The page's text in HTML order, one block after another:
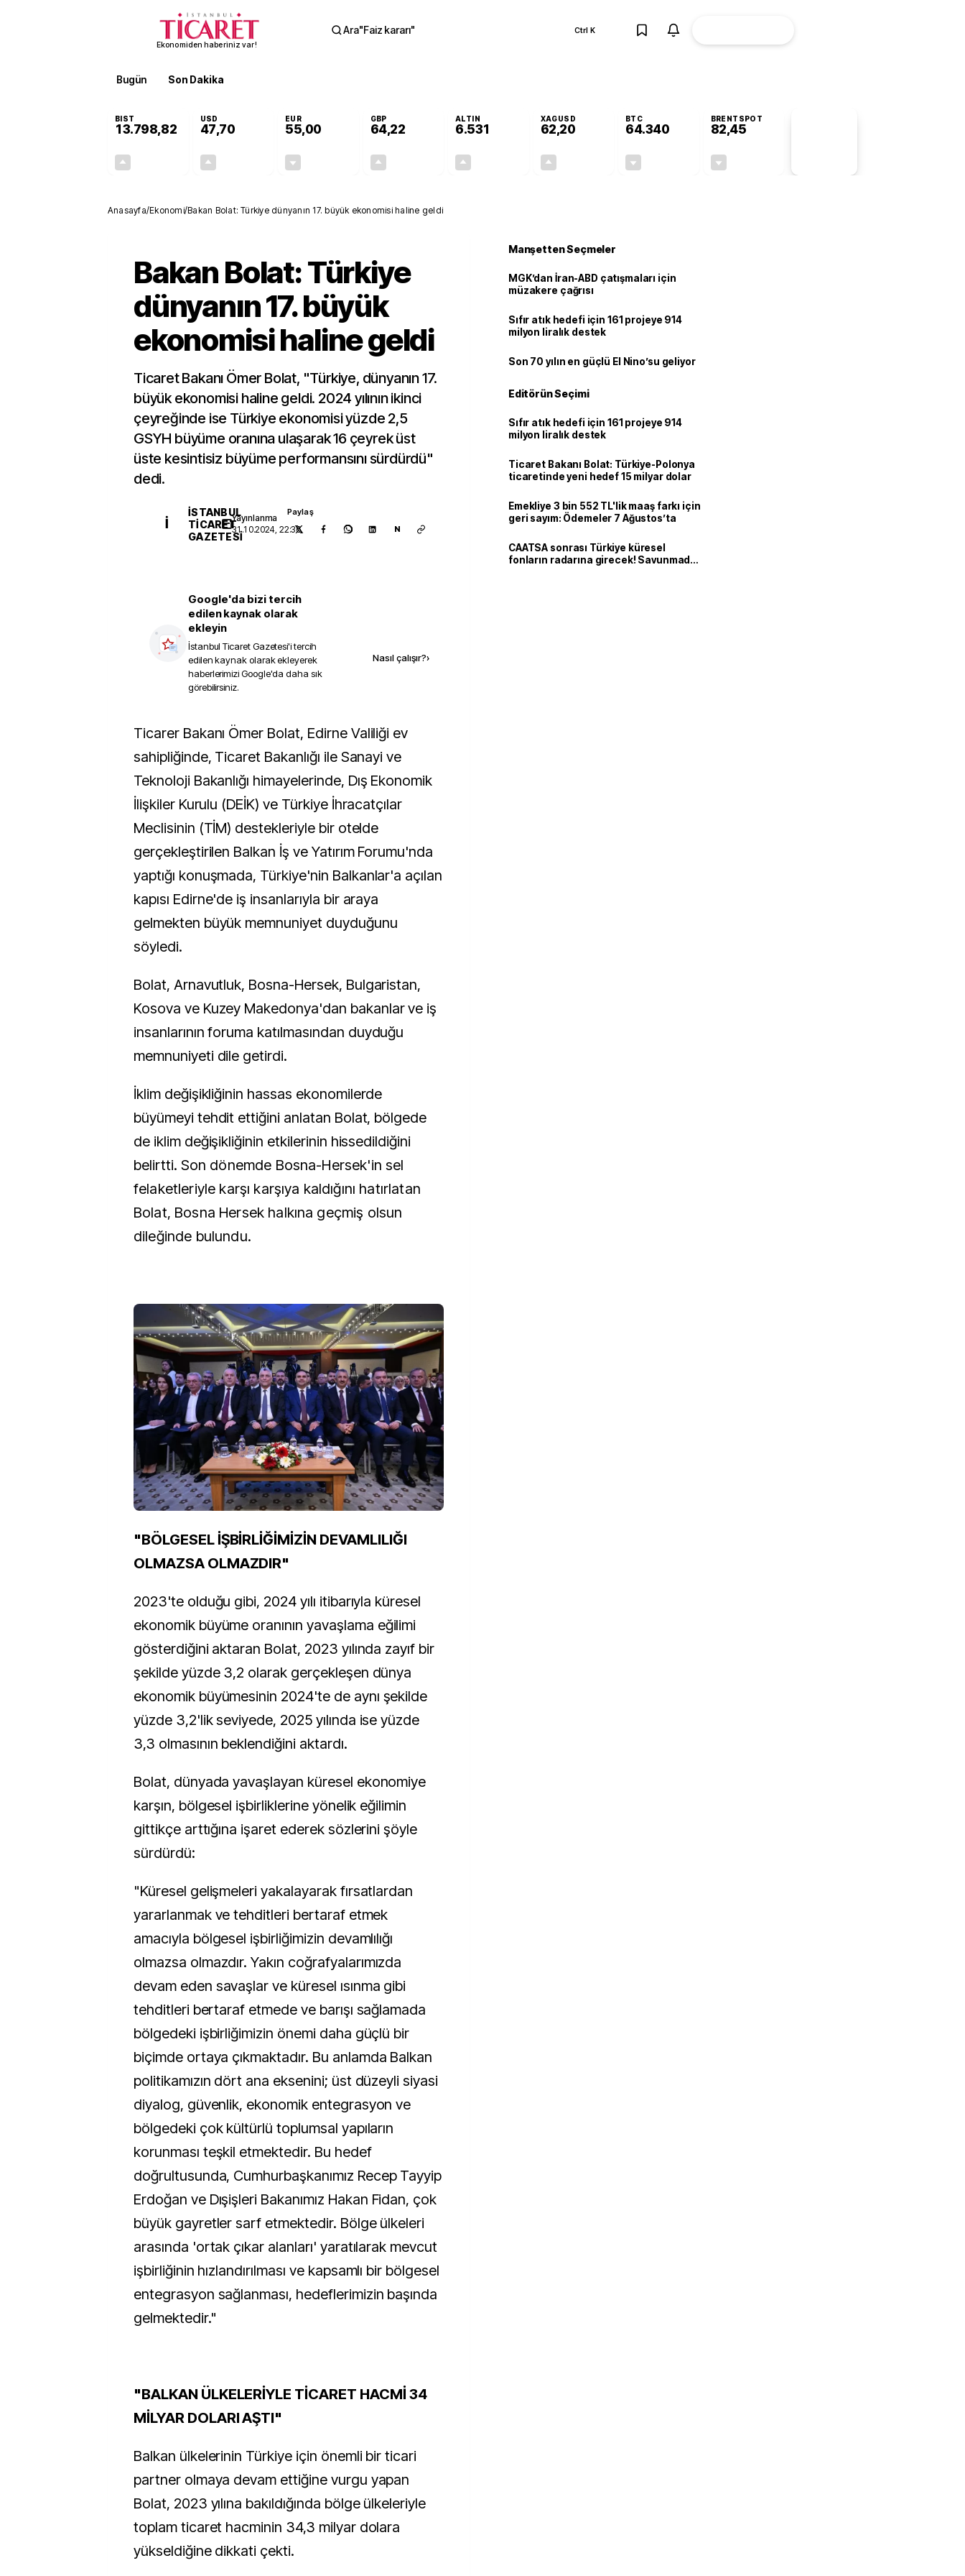
Ekonomiden haberiniz var!
Ara"Faiz kararı" Ctrl K
Bugün Son Dakika
BIST
13.798,82
USD
47,70
EUR
55,00
GBP
64,22
ALTIN
6.531
XAGUSD
62,20
BTC
64.340
BRENTSPOT
82,45
Anasayfa/Ekonomi/Bakan Bolat: Türkiye dünyanın 17. büyük ekonomisi haline geldi
Bakan Bolat: Türkiye
dünyanın 17. büyük
ekonomisi haline geldi
Ticaret Bakanı Ömer Bolat, "Türkiye, dünyanın 17.
büyük ekonomisi haline geldi. 2024 yılının ikinci
çeyreğinde ise Türkiye ekonomisi yüzde 2,5
GSYH büyüme oranına ulaşarak 16 çeyrek üst
üste kesintisiz büyüme performansını sürdürdü"
dedi.
İ
İSTANBUL
TICARET
GAZETESI
Yayınlanma
31.10.2024, 22:36
Paylaş
N
Google'da bizi tercih
edilen kaynak olarak
ekleyin
İstanbul Ticaret Gazetesi'i tercih
edilen kaynak olarak ekleyerek
haberlerimizi Google'da daha sık
görebilirsiniz.
Nasıl çalışır?›
Ticarer Bakanı Ömer Bolat, Edirne Valiliği ev
sahipliğinde, Ticaret Bakanlığı ile Sanayi ve
Teknoloji Bakanlığı himayelerinde, Dış Ekonomik
İlişkiler Kurulu (DEİK) ve Türkiye İhracatçılar
Meclisinin (TİM) destekleriyle bir otelde
gerçekleştirilen Balkan İş ve Yatırım Forumu'nda
yaptığı konuşmada, Türkiye'nin Balkanlar'a açılan
kapısı Edirne'de iş insanlarıyla bir araya
gelmekten büyük memnuniyet duyduğunu
söyledi.
Bolat, Arnavutluk, Bosna-Hersek, Bulgaristan,
Kosova ve Kuzey Makedonya'dan bakanlar ve iş
insanlarının foruma katılmasından duyduğu
memnuniyeti dile getirdi.
İklim değişikliğinin hassas ekonomilerde
büyümeyi tehdit ettiğini anlatan Bolat, bölgede
de iklim değişikliğinin etkilerinin hissedildiğini
belirtti. Son dönemde Bosna-Hersek'in sel
felaketleriyle karşı karşıya kaldığını hatırlatan
Bolat, Bosna Hersek halkına geçmiş olsun
dileğinde bulundu.
"BÖLGESEL İŞBİRLİĞİMİZİN DEVAMLILIĞI
OLMAZSA OLMAZDIR"
2023'te olduğu gibi, 2024 yılı itibarıyla küresel
ekonomik büyüme oranının yavaşlama eğilimi
gösterdiğini aktaran Bolat, 2023 yılında zayıf bir
şekilde yüzde 3,2 olarak gerçekleşen dünya
ekonomik büyümesinin 2024'te de aynı şekilde
yüzde 3,2'lik seviyede, 2025 yılında ise yüzde
3,3 olmasının beklendiğini aktardı.
Bolat, dünyada yavaşlayan küresel ekonomiye
karşın, bölgesel işbirliklerine yönelik eğilimin
gittikçe arttığına işaret ederek sözlerini şöyle
sürdürdü:
"Küresel gelişmeleri yakalayarak fırsatlardan
yararlanmak ve tehditleri bertaraf etmek
amacıyla bölgesel işbirliğimizin devamlılığı
olmazsa olmazdır. Yakın coğrafyalarımızda
devam eden savaşlar ve küresel ısınma gibi
tehditleri bertaraf etmede ve barışı sağlamada
bölgedeki işbirliğimizin önemi daha güçlü bir
biçimde ortaya çıkmaktadır. Bu anlamda Balkan
politikamızın dört ana eksenini; üst düzeyli siyasi
diyalog, güvenlik, ekonomik entegrasyon ve
bölgedeki çok kültürlü toplumsal yapıların
korunması teşkil etmektedir. Bu hedef
doğrultusunda, Cumhurbaşkanımız Recep Tayyip
Erdoğan ve Dışişleri Bakanımız Hakan Fidan, çok
büyük gayretler sarf etmektedir. Bölge ülkeleri
arasında 'ortak çıkar alanları' yaratılarak mevcut
işbirliğinin hızlandırılması ve kapsamlı bir bölgesel
entegrasyon sağlanması, hedeflerimizin başında
gelmektedir."
"BALKAN ÜLKELERİYLE TİCARET HACMİ 34
MİLYAR DOLARI AŞTI"
Balkan ülkelerinin Türkiye için önemli bir ticari
partner olmaya devam ettiğine vurgu yapan
Bolat, 2023 yılına bakıldığında bölge ülkeleriyle
toplam ticaret hacminin 34,3 milyar dolara
yükseldiğine dikkati çekti.
Manşetten Seçmeler
MGK’dan İran-ABD çatışmaları için
müzakere çağrısı
Sıfır atık hedefi için 161 projeye 914
milyon liralık destek
Son 70 yılın en güçlü El Nino’su geliyor
Editörün Seçimi
Sıfır atık hedefi için 161 projeye 914
milyon liralık destek
Ticaret Bakanı Bolat: Türkiye-Polonya
ticaretinde yeni hedef 15 milyar dolar
Emekliye 3 bin 552 TL'lik maaş farkı için
geri sayım: Ödemeler 7 Ağustos’ta
CAATSA sonrası Türkiye küresel
fonların radarına girecek! Savunmadan